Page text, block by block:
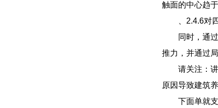
触面的中心趋
、2.4.6对
同时，通
推力，并通过
请关注：
原因导致建筑
下面单就